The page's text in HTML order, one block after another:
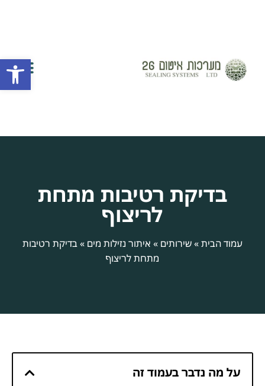
בדיקת רטיבות מתחת
לריצוף
עמוד הבית»שירותים » איתור נזילות מים »בדיקת רטיבות
מתחת לריצוף
על מה נדבר בעמוד זה